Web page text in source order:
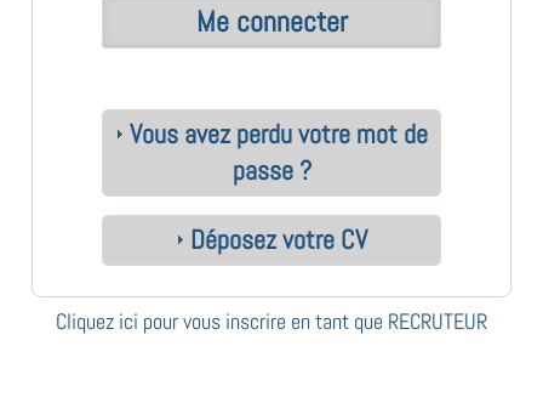
Vous avez perdu votre mot de
passe ?
Déposez votre CV
Cliquez ici pour vous inscrire en tant que RECRUTEUR